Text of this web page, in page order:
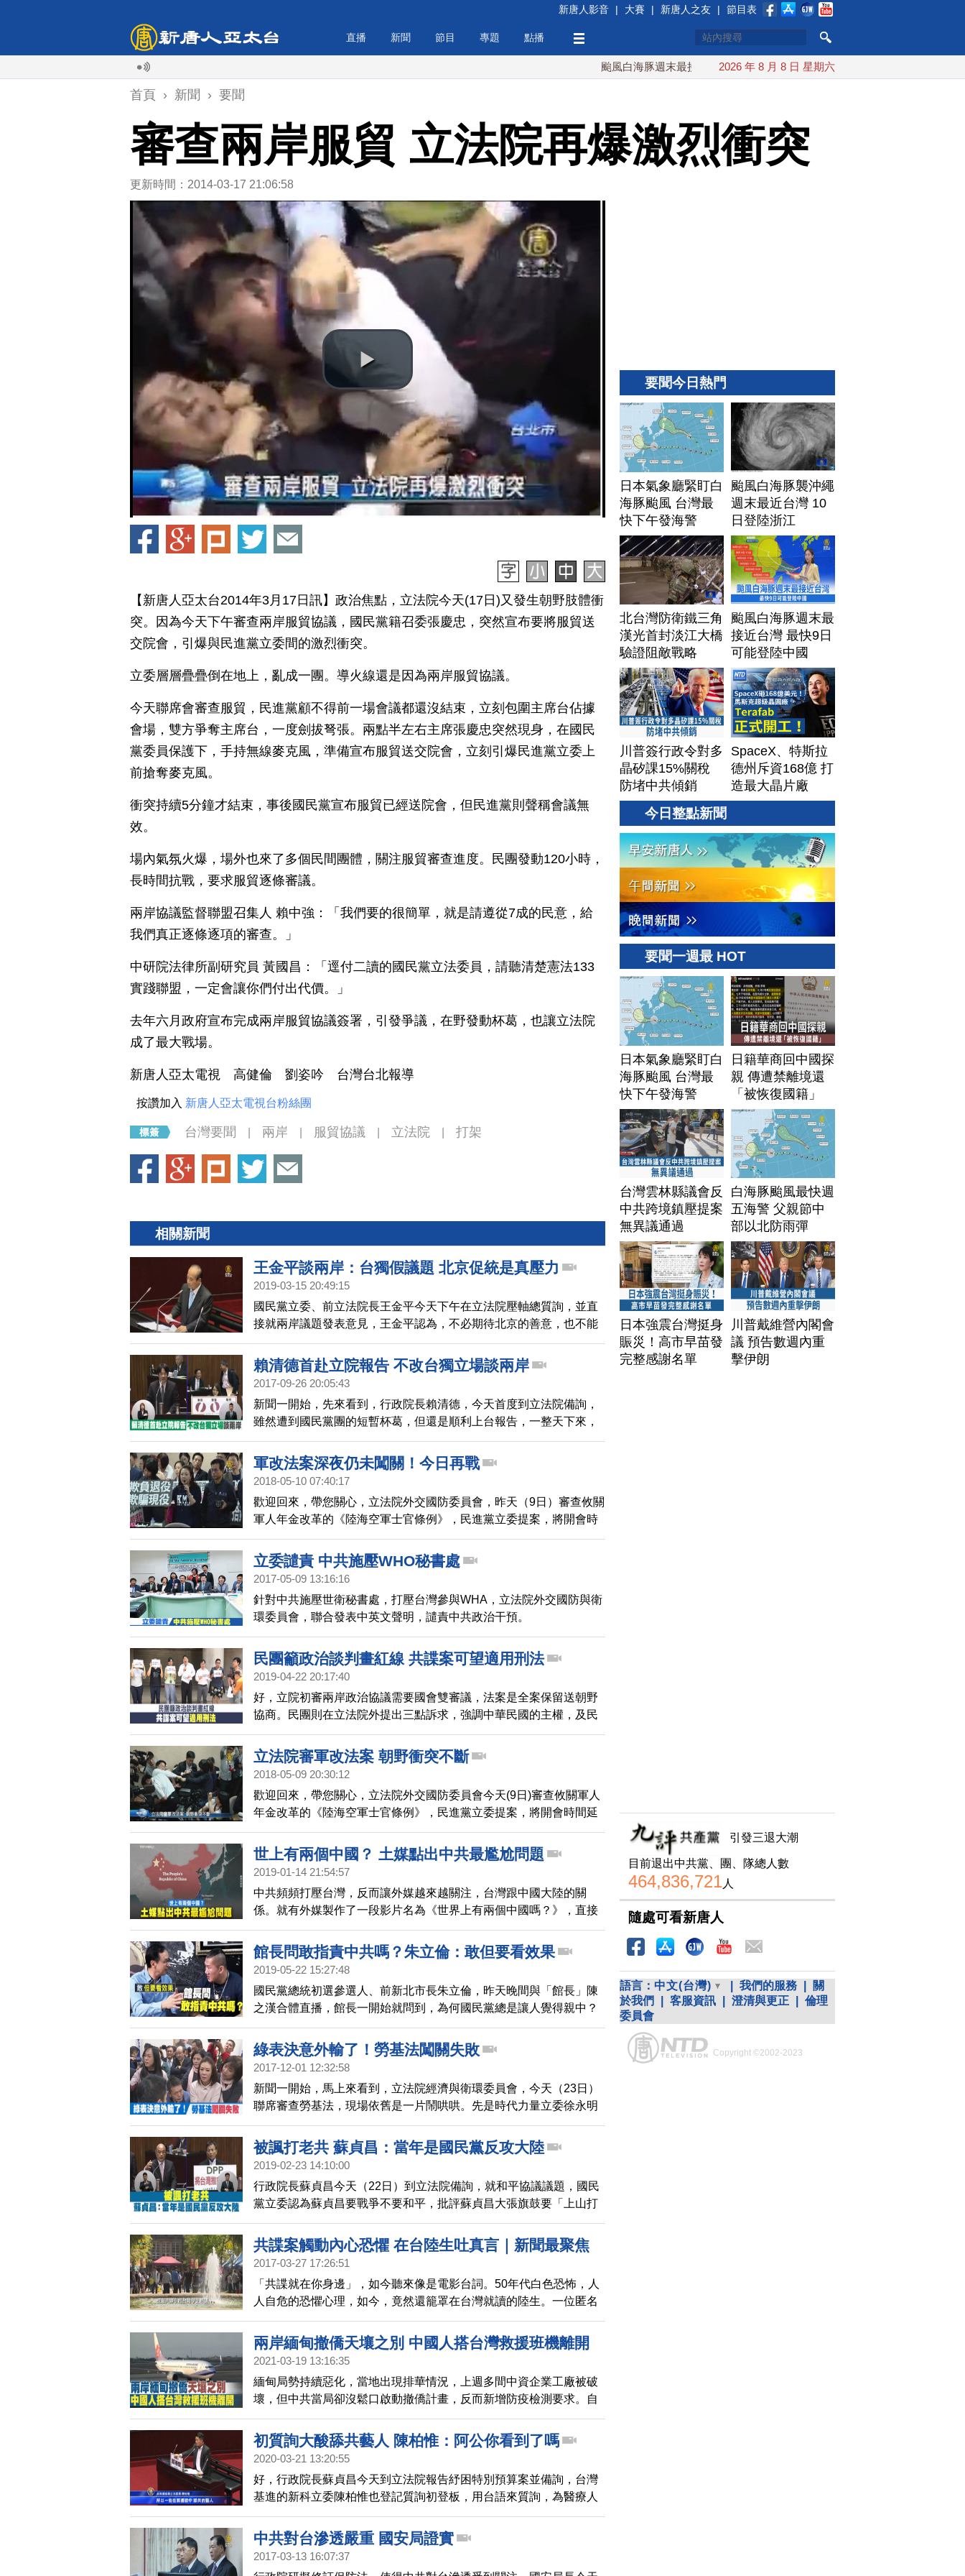
新唐人影音 | 大賽 | 新唐人之友 | 節目表
直播 新聞 節目 專題 點播
颱風白海豚週末最接近台灣 最快9日可能登陸中國 台灣漢光首結合城鎮演習 AIT
2026 年 8 月 8 日 星期六
首頁 › 新聞 › 要聞
審查兩岸服貿 立法院再爆激烈衝突
更新時間：2014-03-17 21:06:58
【新唐人亞太台2014年3月17日訊】政治焦點，立法院今天(17日)又發生朝野肢體衝
突。因為今天下午審查兩岸服貿協議，國民黨籍召委張慶忠，突然宣布要將服貿送
交院會，引爆與民進黨立委間的激烈衝突。
立委層層疊疊倒在地上，亂成一團。導火線還是因為兩岸服貿協議。
今天聯席會審查服貿，民進黨顧不得前一場會議都還沒結束，立刻包圍主席台佔據
會場，雙方爭奪主席台，一度劍拔弩張。兩點半左右主席張慶忠突然現身，在國民
黨委員保護下，手持無線麥克風，準備宣布服貿送交院會，立刻引爆民進黨立委上
前搶奪麥克風。
衝突持續5分鐘才結束，事後國民黨宣布服貿已經送院會，但民進黨則聲稱會議無
效。
場內氣氛火爆，場外也來了多個民間團體，關注服貿審查進度。民團發動120小時，
長時間抗戰，要求服貿逐條審議。
兩岸協議監督聯盟召集人 賴中強：「我們要的很簡單，就是請遵從7成的民意，給
我們真正逐條逐項的審查。」
中研院法律所副研究員 黃國昌：「逕付二讀的國民黨立法委員，請聽清楚憲法133
實踐聯盟，一定會讓你們付出代價。」
去年六月政府宣布完成兩岸服貿協議簽署，引發爭議，在野發動杯葛，也讓立法院
成了最大戰場。
新唐人亞太電視 高健倫 劉姿吟 台灣台北報導
按讚加入 新唐人亞太電視台粉絲團
台灣要聞 兩岸 服貿協議 立法院 打架
相關新聞
王金平談兩岸：台獨假議題 北京促統是真壓力
2019-03-15 20:49:15
國民黨立委、前立法院長王金平今天下午在立法院壓軸總質詢，並直
接就兩岸議題發表意見，王金平認為，不必期待北京的善意，也不能
期待國際強權會力挺，自己的國家要自己救，並提出4個不能1個應
該，讓台灣向前走。
賴清德首赴立院報告 不改台獨立場談兩岸
2017-09-26 20:05:43
新聞一開始，先來看到，行政院長賴清德，今天首度到立法院備詢，
雖然遭到國民黨團的短暫杯葛，但還是順利上台報告，一整天下來，
立委質詢議題五花八門，從稅改，憲改，年改，都不放過，不過，最
多人關心的，當然還是賴清德對於國家定位的看法及兩岸立場。
軍改法案深夜仍未闖關！今日再戰
2018-05-10 07:40:17
歡迎回來，帶您關心，立法院外交國防委員會，昨天（9日）審查攸關
軍人年金改革的《陸海空軍士官條例》，民進黨立委提案，將開會時
間延長到晚間12點，不過，到了深夜，仍沒有完成初審，預計今天繼
續討論，將法案送出委員會。
立委譴責 中共施壓WHO秘書處
2017-05-09 13:16:16
針對中共施壓世衛秘書處，打壓台灣參與WHA，立法院外交國防與衛
環委員會，聯合發表中英文聲明，譴責中共政治干預。
民團籲政治談判畫紅線 共諜案可望適用刑法
2019-04-22 20:17:40
好，立院初審兩岸政治協議需要國會雙審議，法案是全案保留送朝野
協商。民團則在立法院外提出三點訴求，強調中華民國的主權，及民
主憲政秩序不容談判。除了兩岸人民關係條例修正草案正在推動，明
天院會的朝野黨團協商，將處理立委王定宇提出的《刑法》草案，明
定將中共政權列為「敵人」，就可以把共諜案納入內亂外患罪。
立法院審軍改法案 朝野衝突不斷
2018-05-09 20:30:12
歡迎回來，帶您關心，立法院外交國防委員會今天(9日)審查攸關軍人
年金改革的《陸海空軍士官條例》，民進黨立委提案，將開會時間延
長到晚間12點，打算在午夜前，將法案送出委員會。不過國民黨立委
不甘示弱，採取輪番發言杯葛戰術，拖延時間，過程中朝野立委多次
爆發口角，更引發推擠衝突，氣氛相當火爆。
世上有兩個中國？ 土媒點出中共最尷尬問題
2019-01-14 21:54:57
中共頻頻打壓台灣，反而讓外媒越來越關注，台灣跟中國大陸的關
係。就有外媒製作了一段影片名為《世界上有兩個中國嗎？》，直接
碰觸中共最尷尬的問題，而同時，我們也訪問了在台灣的外國留學
生，他們幾乎一致讚賞台灣珍貴的地方在於，民主與自由。
館長問敢指責中共嗎？朱立倫：敢但要看效果
2019-05-22 15:27:48
國民黨總統初選參選人、前新北市長朱立倫，昨天晚間與「館長」陳
之漢合體直播，館長一開始就問到，為何國民黨總是讓人覺得親中？
朱立倫就回應表示，不論藍綠都應該堅持中華民國，他一定敢嗆中
共，但是要看能達成什麼效果。
綠表決意外輸了！勞基法闖關失敗
2017-12-01 12:32:58
新聞一開始，馬上來看到，立法院經濟與衛環委員會，今天（23日）
聯席審查勞基法，現場依舊是一片鬧哄哄。先是時代力量立委徐永明
再度霸佔發言台。之後又因為投票失誤，讓國民黨提案意外過關，得
以無限制發言，立委蔣萬安，更採取冗長發言杯葛，召委林靜儀只好
在傍晚5點半，宣布散會，勞基法修法闖關失敗。
被諷打老共 蘇貞昌：當年是國民黨反攻大陸
2019-02-23 14:10:00
行政院長蘇貞昌今天（22日）到立法院備詢，就和平協議議題，國民
黨立委認為蘇貞昌要戰爭不要和平，批評蘇貞昌大張旗鼓要「上山打
老共」，是為了挽救民調，但卻讓台灣人陷入戰爭。蘇貞昌則回覆
說，當年喊反攻大陸的是國民黨。
共諜案觸動內心恐懼 在台陸生吐真言｜新聞最聚焦
2017-03-27 17:26:51
「共諜就在你身邊」，如今聽來像是電影台詞。50年代白色恐怖，人
人自危的恐懼心理，如今，竟然還籠罩在台灣就讀的陸生。一位匿名
陸生就告訴我們，他說，共諜案件，對陸生來說，就是一股無形的心
理壓力。因為在他們身邊，可能就有共諜，負責監視他們。
兩岸緬甸撤僑天壤之別 中國人搭台灣救援班機離開
2021-03-19 13:16:35
緬甸局勢持續惡化，當地出現排華情況，上週多間中資企業工廠被破
壞，但中共當局卻沒鬆口啟動撤僑計畫，反而新增防疫檢測要求。自
由亞洲電台報導指出，中共駐緬甸大使館要求核酸及抗體雙陰證明，
還要出示完成14天隔離的證明，有當地中國商人感慨的說，感受不到
國家想接他們回家。而台灣在2月21日由中華航空執飛「救援班
中有一名是大陸籍，台灣外交部表示，依個資保護法，不證實乘客的
個人資料。而由於緬甸當地部分醫院已停擺，台灣的疾管署採彈性作
法，讓28人先入境後再自費檢
初質詢大酸舔共藝人 陳柏惟：阿公你看到了嗎
2020-03-21 13:20:55
好，行政院長蘇貞昌今天到立法院報告紓困特別預算案並備詢，台灣
基進的新科立委陳柏惟也登記質詢初登板，用台語來質詢，為醫療人
員爭取權益，並針對健保問題，向親共藝人開炮，認為武漢(中共)肺炎
是促使台灣主權自主的一個契機。
中共對台滲透嚴重 國安局證實
2017-03-13 16:07:37
要聞今日熱門
日本氣象廳緊盯白
海豚颱風 台灣最
快下午發海警
颱風白海豚襲沖繩
週末最近台灣 10
日登陸浙江
北台灣防衛鐵三角
漢光首封淡江大橋
驗證阻敵戰略
颱風白海豚週末最
接近台灣 最快9日
可能登陸中國
川普簽行政令對多
晶矽課15%關稅
防堵中共傾銷
SpaceX、特斯拉
德州斥資168億 打
造最大晶片廠
Terafab
今日整點新聞
要聞一週最 HOT
日本氣象廳緊盯白
海豚颱風 台灣最
快下午發海警
日籍華商回中國探
親 傳遭禁離境還
「被恢復國籍」
台灣雲林縣議會反
中共跨境鎮壓提案
無異議通過
白海豚颱風最快週
五海警 父親節中
部以北防雨彈
日本強震台灣挺身
賑災！高市早苗發
完整感謝名單
川普戴維營內閣會
議 預告數週內重
擊伊朗
引發三退大潮
目前退出中共黨、團、隊總人數
464,836,721人
隨處可看新唐人
語言： 中文(台灣) 我們的服務
關
於我們
客服資訊 澄清與更正
倫理
委員會
Copyright ©2002-2023